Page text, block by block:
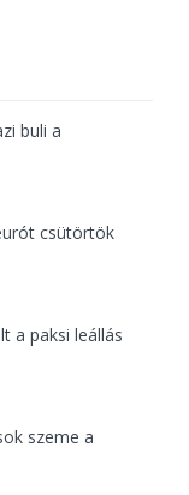
buli a
csütörtök
a paksi leállás
szeme a